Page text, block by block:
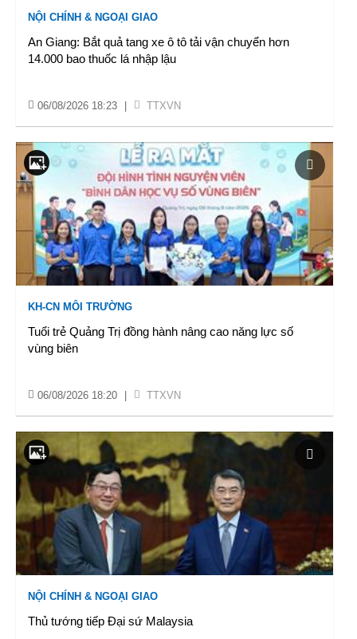
NỘI CHÍNH & NGOẠI GIAO
An Giang: Bắt quả tang xe ô tô tải vận chuyển hơn
14.000 bao thuốc lá nhập lậu
06/08/2026 18:23 TTXVN
KH-CN MÔI TRƯỜNG
Tuổi trẻ Quảng Trị đồng hành nâng cao năng lực số
vùng biên
06/08/2026 18:20 TTXVN
NỘI CHÍNH & NGOẠI GIAO
Thủ tướng tiếp Đại sứ Malaysia